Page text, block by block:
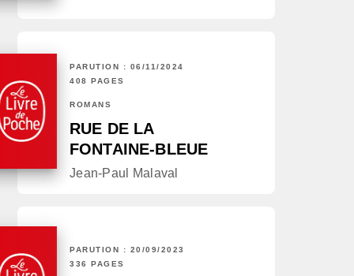
PARUTION : 06/11/2024
408 PAGES
ROMANS
RUE DE LA
FONTAINE-BLEUE
Jean-Paul Malaval
PARUTION : 20/09/2023
336 PAGES